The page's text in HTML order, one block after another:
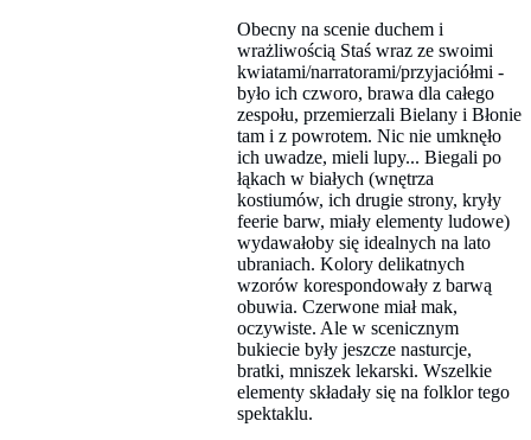
Obecny na scenie duchem i
wrażliwością Staś wraz ze swoimi
kwiatami/narratorami/przyjaciółmi -
było ich czworo, brawa dla całego
zespołu, przemierzali Bielany i Błonie
tam i z powrotem. Nic nie umknęło
ich uwadze, mieli lupy... Biegali po
łąkach w białych (wnętrza
kostiumów, ich drugie strony, kryły
feerie barw, miały elementy ludowe)
wydawałoby się idealnych na lato
ubraniach. Kolory delikatnych
wzorów korespondowały z barwą
obuwia. Czerwone miał mak,
oczywiste. Ale w scenicznym
bukiecie były jeszcze nasturcje,
bratki, mniszek lekarski. Wszelkie
elementy składały się na folklor tego
spektaklu.